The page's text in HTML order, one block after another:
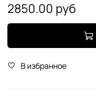
2850.00 руб
В избранное